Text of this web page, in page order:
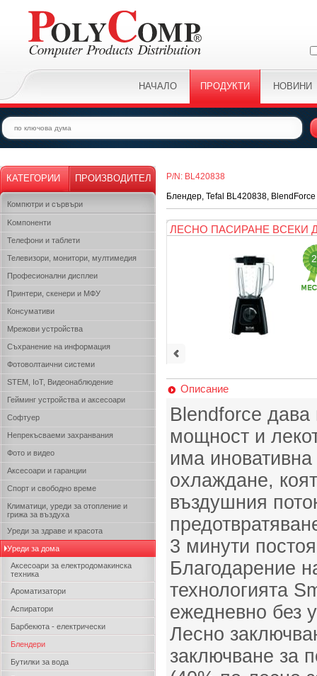
НАЧАЛО ПРОДУКТИ НОВИНИ
КАТЕГОРИИ ПРОИЗВОДИТЕЛ
Компютри и сървъри
Kомпоненти
Телефони и таблети
Телевизори, монитори, мултимедия
Професионални дисплеи
Принтери, скенери и МФУ
Консумативи
Мрежови устройства
Съхранение на информация
Фотоволтаични системи
STEM, IoT, Видеонаблюдение
Гейминг устройства и аксесоари
Софтуер
Непрекъсваеми захранвания
Фото и видео
Аксесоари и гаранции
Спорт и свободно време
Климатици, уреди за отопление и
грижа за въздуха
Уреди за здраве и красота
Уреди за дома
Аксесоари за електродомакинска
техника
Ароматизатори
Аспиратори
Барбекюта - електрически
Блендери
Бутилки за вода
P/N: BL420838
Блендер, Tefal BL420838,
ЛЕСНО ПАСИРАНЕ ВСЕКИ
Описание
Blendforce дава
мощност и
има
охлаждане,
въздушния
3 минути
Благодарение
технологията
ежедневно без
Лесно
заключване за